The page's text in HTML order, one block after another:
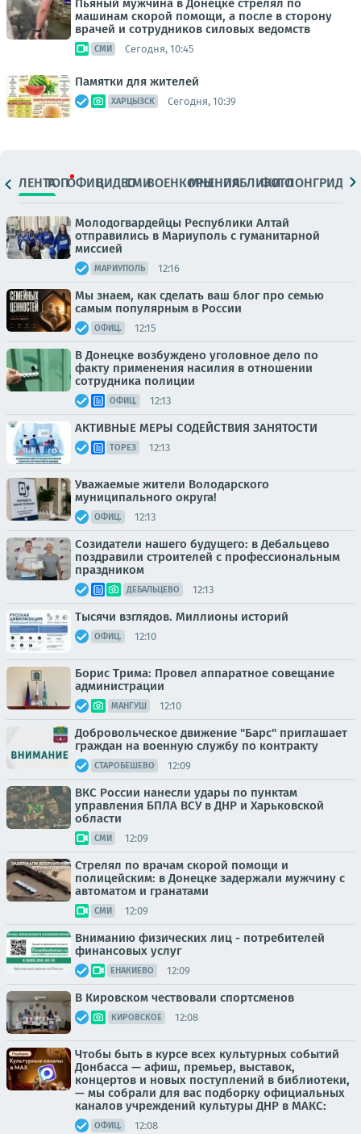
Пьяный мужчина в Донецке стрелял по
машинам скорой помощи, а после в сторону
врачей и сотрудников силовых ведомств
СМИ Сегодня, 10:45
Памятки для жителей
ХАРЦЫЗСК Сегодня, 10:39
ЛЕНТАТОПОФИЦ.ВИДЕОСМИВОЕНКОРЫМНЕНИЯПАБЛИКИ
ФОТОЛОНГРИДЫ
Молодогвардейцы Республики Алтай
отправились в Мариуполь с гуманитарной
миссией
МАРИУПОЛЬ 12:16
Мы знаем, как сделать ваш блог про семью
самым популярным в России
ОФИЦ. 12:15
В Донецке возбуждено уголовное дело по
факту применения насилия в отношении
сотрудника полиции
ОФИЦ. 12:13
АКТИВНЫЕ МЕРЫ СОДЕЙСТВИЯ ЗАНЯТОСТИ
ТОРЕЗ 12:13
Уважаемые жители Володарского
муниципального округа!
ОФИЦ. 12:13
Созидатели нашего будущего: в Дебальцево
поздравили строителей с профессиональным
праздником
ДЕБАЛЬЦЕВО 12:13
Тысячи взглядов. Миллионы историй
ОФИЦ. 12:10
Борис Трима: Провел аппаратное совещание
администрации
МАНГУШ 12:10
Добровольческое движение "Барс" приглашает
граждан на военную службу по контракту
СТАРОБЕШЕВО 12:09
ВКС России нанесли удары по пунктам
управления БПЛА ВСУ в ДНР и Харьковской
области
СМИ 12:09
Стрелял по врачам скорой помощи и
полицейским: в Донецке задержали мужчину с
автоматом и гранатами
СМИ 12:09
Вниманию физических лиц - потребителей
финансовых услуг
ЕНАКИЕВО 12:09
В Кировском чествовали спортсменов
КИРОВСКОЕ 12:08
Чтобы быть в курсе всех культурных событий
Донбасса — афиш, премьер, выставок,
концертов и новых поступлений в библиотеки,
— мы собрали для вас подборку официальных
каналов учреждений культуры ДНР в МАКС:
ОФИЦ. 12:08